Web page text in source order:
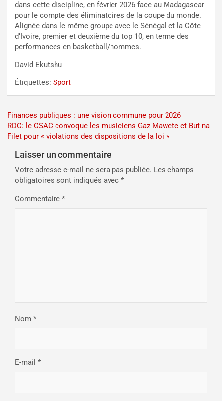
dans cette discipline, en février 2026 face au Madagascar
pour le compte des éliminatoires de la coupe du monde.
Alignée dans le même groupe avec le Sénégal et la Côte
d’Ivoire, premier et deuxième du top 10, en terme des
performances en basketball/hommes.
David Ekutshu
Étiquettes: Sport
Navigation
de
l’article
Finances publiques : une vision commune pour 2026
RDC: le CSAC convoque les musiciens Gaz Mawete et But na
Filet pour « violations des dispositions de la loi »
Laisser un commentaire
Votre adresse e-mail ne sera pas publiée. Les champs
obligatoires sont indiqués avec *
Commentaire *
Nom *
E-mail *